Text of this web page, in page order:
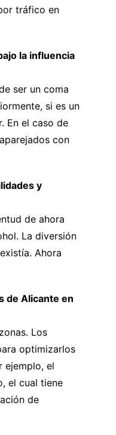
tráfico en
la influencia
ser un coma
si es un
En el caso de
con
y
de ahora
La diversión
Ahora
de Alicante en
Los
optimizarlos
ejemplo, el
el cual tiene
de